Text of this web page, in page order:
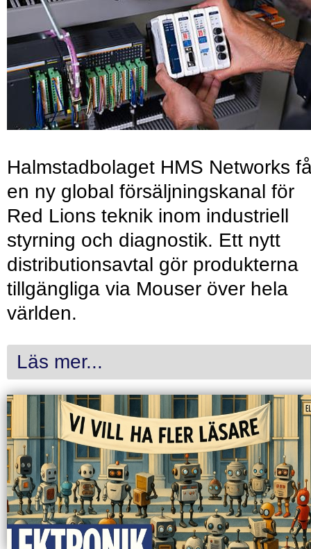
Halmstadbolaget HMS Networks
en ny global försäljningskanal för
Red Lions teknik inom industriell
styrning och diagnostik. Ett nytt
distributionsavtal gör produkterna
tillgängliga via Mouser över hela
världen.
Läs mer...